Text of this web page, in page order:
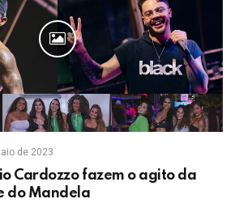
de 2023
Cardozzo fazem o agito da
do Mandela